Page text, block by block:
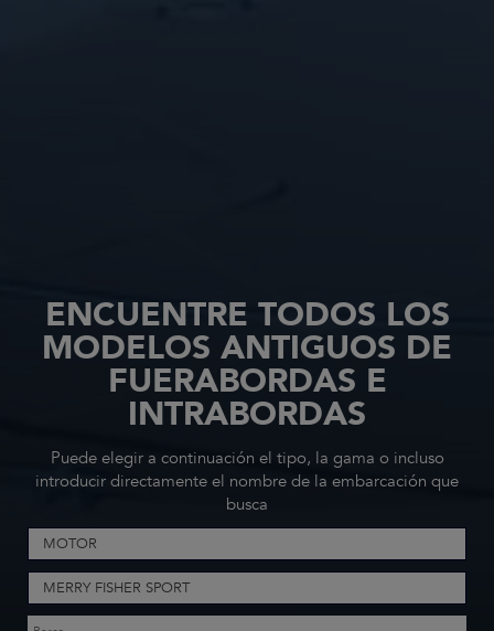
ENCUENTRE TODOS LOS
MODELOS ANTIGUOS DE
FUERABORDAS E
INTRABORDAS
Puede elegir a continuación el tipo, la gama o incluso
introducir directamente el nombre de la embarcación que
busca
MOTOR
MERRY FISHER SPORT